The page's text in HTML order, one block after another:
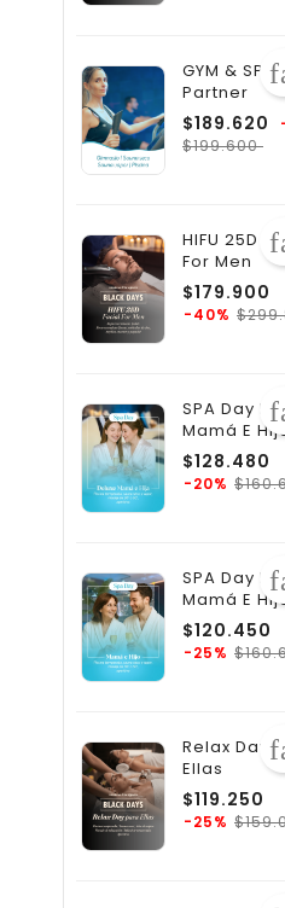
GYM & SPA
Partner
$189.620
$199.600
HIFU 25D
For Men
$179.900
-40%
SPA Day
Mamá E
$128.480
-20%
SPA Day
Mamá E
$120.450
-25%
Relax Day
Ellas
$119.250
-25%